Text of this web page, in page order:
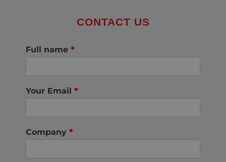
CONTACT US
Full name *
Your Email *
Company *